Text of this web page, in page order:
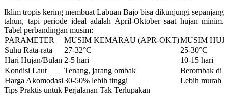
Iklim tropis kering membuat Labuan Bajo bisa dikunjungi sepanjang
tahun, tapi periode ideal adalah April-Oktobersaat hujan minim.
Tabel perbandingan musim:
PARAMETER
MUSIM KEMARAU (APR-OKT)MUSIM
Suhu Rata-rata
27-32°C
25-30°C
Hari Hujan/Bulan 2-5 hari
10-15 hari
Kondisi Laut
Tenang, jarang ombak
Berombak di
Harga Akomodasi30-50% lebih tinggi
Lebih murah
Tips Praktis untuk Perjalanan Tak Terlupakan